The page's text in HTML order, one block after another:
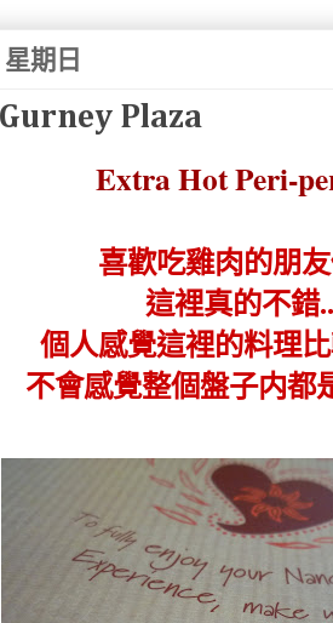
期日
Plaza
Extra Hot Peri-
喜歡吃雞肉的朋
這裡真的不錯
個人感覺這裡的料理
不會感覺整個盤子内都